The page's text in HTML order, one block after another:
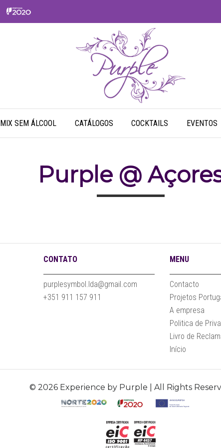
MIX SEM ÁLCOOL CATÁLOGOS COCKTAILS EVENTOS
Purple @
CONTATO
purplesymbol.lda@gmail.com
+351 911 157 911
MENU
Contacto
Projetos
A empresa
Politica de
Livro de
Início
© 2026 Experience by Purple | All Rights